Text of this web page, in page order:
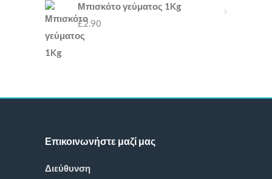
Μπισκότο γεύματος 1Kg
£2.90
Επικοινωνήστε μαζί μας
Διεύθυνση